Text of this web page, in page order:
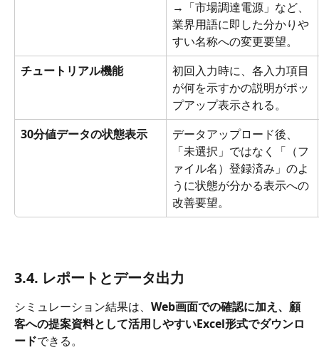
→「市場調達電源」など、
業界用語に即した分かりや
すい名称への変更要望。
チュートリアル機能
初回入力時に、各入力項目
が何を示すかの説明がポッ
プアップ表示される。
30分値データの状態表示
データアップロード後、
「未選択」ではなく「（フ
ァイル名）登録済み」のよ
うに状態が分かる表示への
改善要望。
3.4. レポートとデータ出力
シミュレーション結果は、 Web画面での確認に加え、顧
客への提案資料として活用しやすいExcel形式でダウンロ
ードできる。